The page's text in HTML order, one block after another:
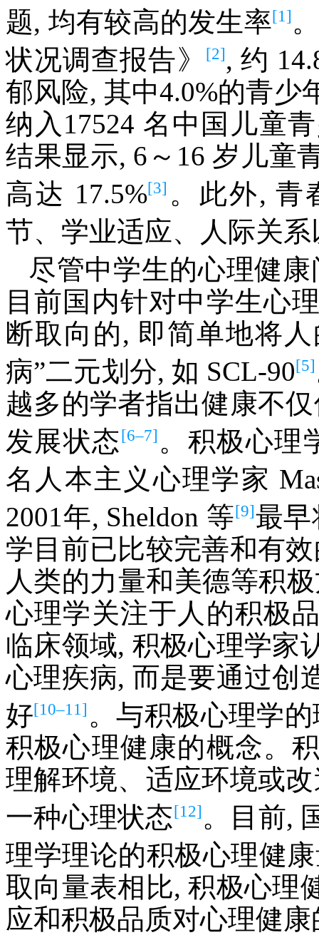
题, 均有较高的发生率[1]
状况调查报告》
[2], 约
郁风险, 其中4.0%的青少
纳入17524 名中国儿童
结果显示, 6～16 岁儿童
高达 17.5%[3] 。此外, 青
节、学业适应、人际关
尽管中学生的心理健
目前国内针对中学生心
断取向的, 即简单地将
病”二元划分, 如 SCL-90[5]
越多的学者指出健康不
发展状态[6–7] 。积极心理
名人本主义心理学家
2001年, Sheldon 等[9]最早
学目前已比较完善和有
人类的力量和美德等积
心理学关注于人的积极
临床领域, 积极心理学家
心理疾病, 而是要通过创
好[10–11] 。与积极心理学
积极心理健康的概念。
理解环境、适应环境或
一种心理状态[12] 。目前,
理学理论的积极心理健
取向量表相比, 积极心理
应和积极品质对心理健